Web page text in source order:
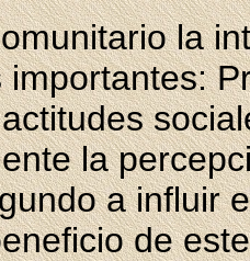
la
importantes:
la
a influir
de